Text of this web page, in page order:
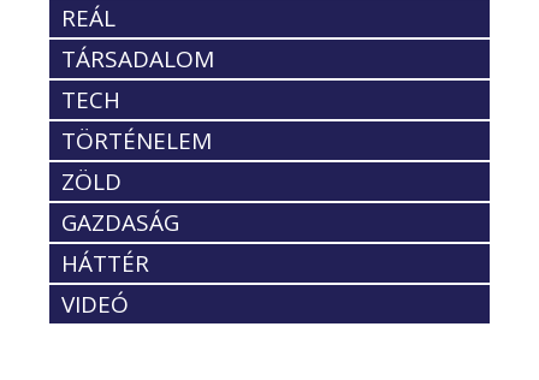
REÁL
TÁRSADALOM
TECH
TÖRTÉNELEM
ZÖLD
GAZDASÁG
HÁTTÉR
VIDEÓ